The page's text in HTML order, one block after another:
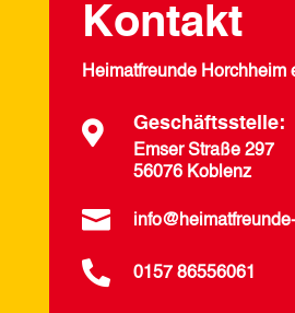
Kontakt
Heimatfreunde Horchheim
 Geschäftsstelle:
Emser Straße 297
56076 Koblenz

 0157 86556061